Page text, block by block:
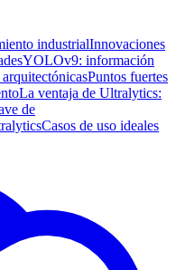
industrialInnovaciones
YOLOv9: información
Puntos fuertes
La ventaja de Ultralytics:
de
Casos de uso ideales